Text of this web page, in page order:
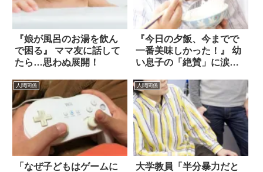
『娘が風呂のお湯を飲ん
で困る』 ママ友に話して
たら…思わぬ展開！
『今日の夕飯、今までで
一番美味しかった！』 幼
い息子の「絶賛」に涙を
人間関係
「なぜ子どもはゲームに
人間関係
大学教員「半分暴力だと